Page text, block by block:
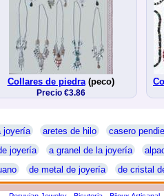
Collares de piedra(peco)
Precio €3.86
joyería aretes de hilo casero
joyería a granel de la joyería
de metal de joyería de cristal